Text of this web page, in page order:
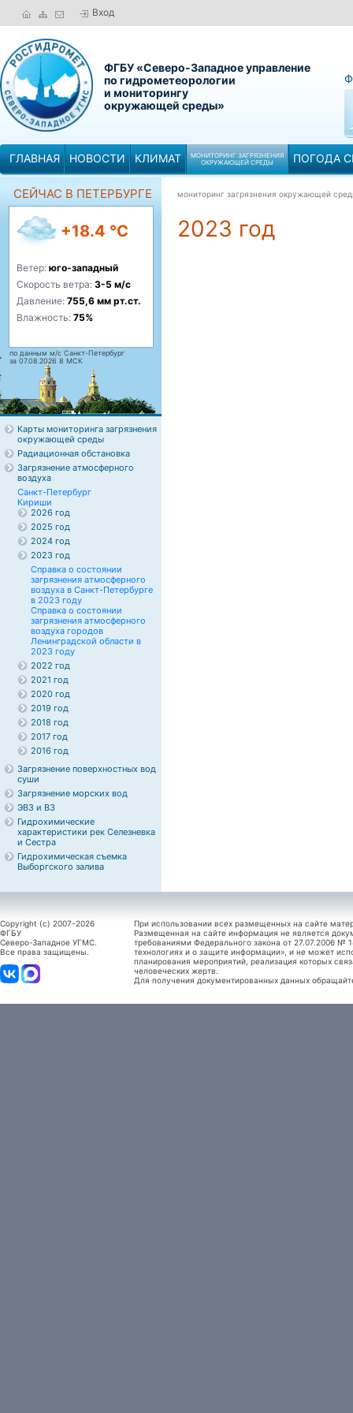
Вход
ФГБУ «Северо-Западное управление
по гидрометеорологии
и мониторингу
окружающей среды»
ГЛАВНАЯ НОВОСТИ КЛИМАТ
МОНИТОРИНГ ЗАГРЯЗНЕНИЯ
ОКРУЖАЮЩЕЙ СРЕДЫ
ПОГОДА
СЕЙЧАС В ПЕТЕРБУРГЕ
+18.4 °C
Ветер: юго-западный
Скорость ветра: 3-5 м/с
Давление: 755,6 мм рт.ст.
Влажность: 75%
по данным м/с Санкт-Петербург
за 07.08.2026 8 МСК
Карты мониторинга загрязнения
окружающей среды
Радиационная обстановка
Загрязнение атмосферного
воздуха
Санкт-Петербург
Кириши
2026 год
2025 год
2024 год
2023 год
Справка о состоянии
загрязнения атмосферного
воздуха в Санкт-Петербурге
в 2023 году
Справка о состоянии
загрязнения атмосферного
воздуха городов
Ленинградской области в
2023 году
2022 год
2021 год
2020 год
2019 год
2018 год
2017 год
2016 год
Загрязнение поверхностных вод
суши
Загрязнение морских вод
ЭВЗ и ВЗ
Гидрохимические
характеристики рек Селезневка
и Сестра
Гидрохимическая съемка
Выборгского залива
мониторинг загрязнения окружающей
2023 год
Copyright (c) 2007-2026
ФГБУ
Северо-Западное УГМС.
Все права защищены.
При использовании всех размещенных на сайте
Размещенная на сайте информация не является
требованиями Федерального закона от 27.07.2006
технологиях и о защите информации», и не может
планирования мероприятий, реализация которых
человеческих жертв.
Для получения документированных данных